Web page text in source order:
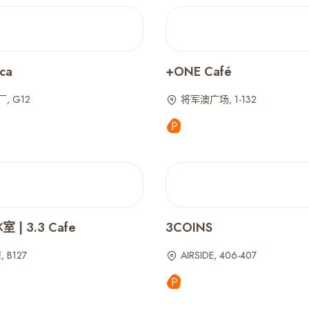
, G12
+ONE Café
将军澳广场, 1-132
| 3.3 Cafe
B127
3COINS
AIRSIDE, 406-407